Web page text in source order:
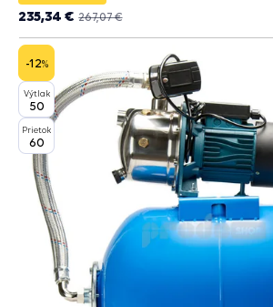
267,07 €
235,34 €
-12%
Výtlak
50
Prietok
60